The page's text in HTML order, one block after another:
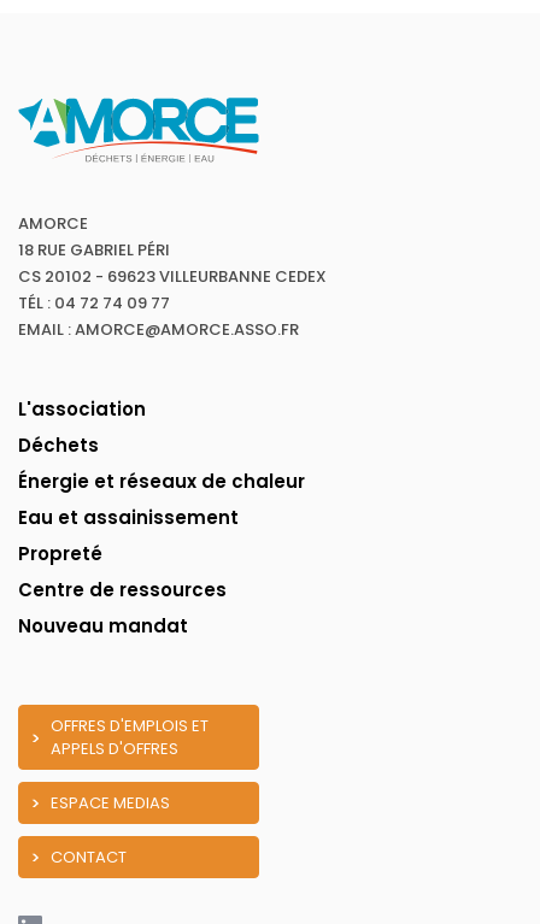
AMORCE
18 RUE GABRIEL PÉRI
CS 20102 - 69623 VILLEURBANNE CEDEX
TÉL : 04 72 74 09 77
EMAIL : AMORCE@AMORCE.ASSO.FR
L'association
Déchets
Énergie et réseaux de chaleur
Eau et assainissement
Propreté
Centre de ressources
Nouveau mandat
OFFRES D'EMPLOIS ET
APPELS D'OFFRES
ESPACE MEDIAS
CONTACT